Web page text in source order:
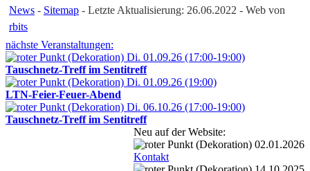
News - Sitemap - Letzte Aktualisierung: 26.06.2022 - Web von
rbits
nächste Veranstaltungen:
Di. 01.09.26 (17:00-19:00)
Tauschnetz-Treff im Sentitreff
Di. 01.09.26 (19:00)
LTN-Feier-Feuer-Abend
Di. 06.10.26 (17:00-19:00)
Tauschnetz-Treff im Sentitreff
Neu auf der Website:
02.01.2026
Kontakt